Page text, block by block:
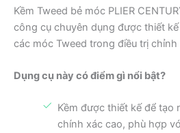
Kềm Tweed bẻ móc PLIER
công cụ chuyên dụng được thiết
các móc Tweed trong điều trị chỉnh
Dụng cụ này có điểm gì nổi bật?
Kềm được thiết kế để tạo
chính xác cao, phù hợp